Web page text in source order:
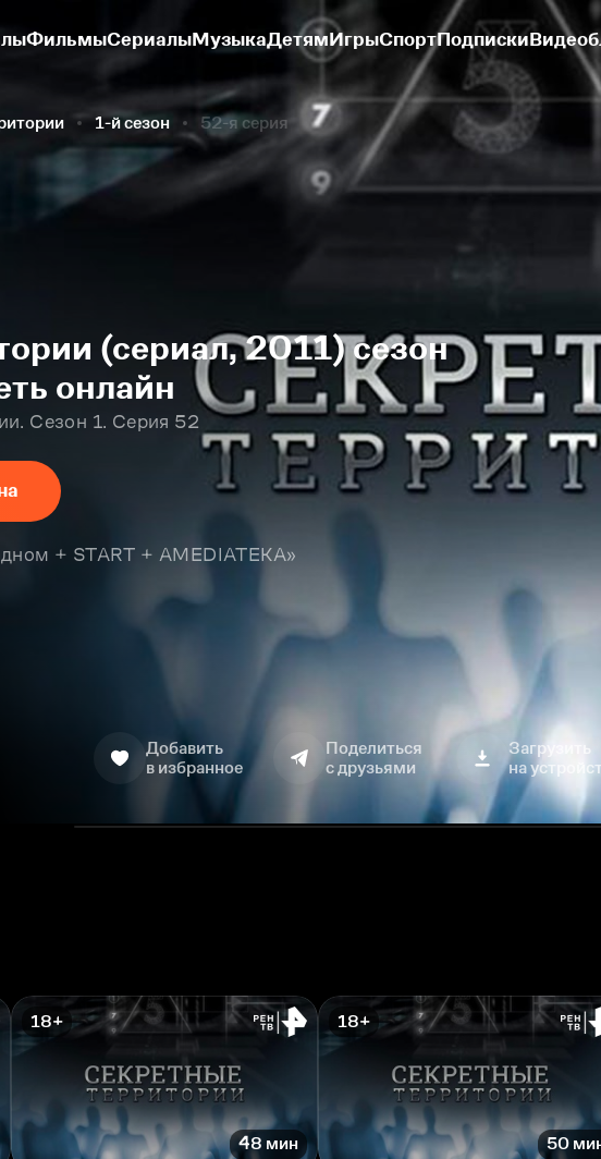
ФильмыСериалыМузыкаДетямИгрыСпортПодписки
1-й сезон 52-я серия
(сериал, 2011) сезон
онлайн
Сезон 1. Серия 52
+ START + AMEDIATEKA»
Добавить
в избранное
Поделиться
с друзьями
Загрузить
на
18+
48 мин
18+
50